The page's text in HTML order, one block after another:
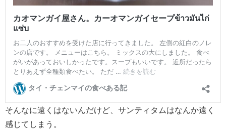
そんなに遠くはないんだけど、サンティタムはなんか遠く
感じてしまう。